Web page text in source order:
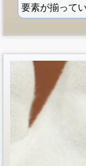
要素が揃って